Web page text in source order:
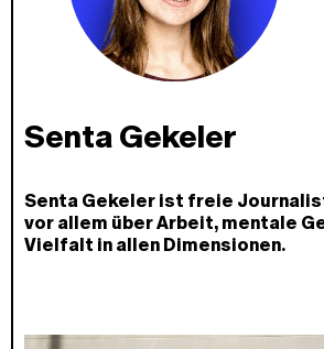
Senta Gekeler
Senta Gekeler ist freie
vor allem über Arbeit, mentale
Vielfalt in allen Dimensionen.